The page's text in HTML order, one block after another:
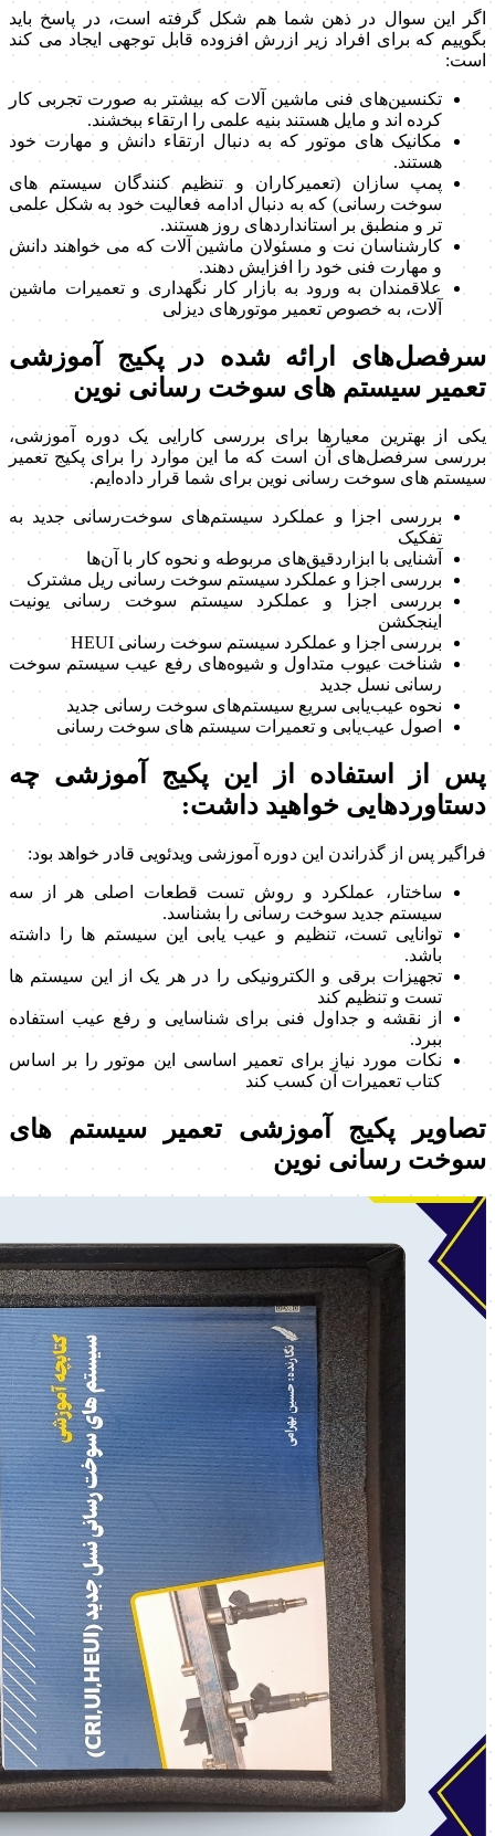
اگر این سوال در ذهن شما هم شکل گرفته است، در پاسخ باید
بگوییم که برای افراد زیر ازرش افزوده قابل توجهی ایجاد می کند
است:
تکنسین‌های فنی ماشین آلات که بیشتر به صورت تجربی کار
کرده اند و مایل هستند بنیه علمی را ارتقاء ببخشند.
مکانیک های موتور که به دنبال ارتقاء دانش و مهارت خود
هستند.
پمپ سازان (تعمیرکاران و تنظیم کنندگان سیستم های
سوخت رسانی) که به دنبال ادامه فعالیت خود به شکل علمی
تر و منطبق بر استانداردهای روز هستند.
کارشناسان نت و مسئولان ماشین آلات که می خواهند دانش
و مهارت فنی خود را افزایش دهند.
علاقمندان به ورود به بازار کار نگهداری و تعمیرات ماشین
آلات، به خصوص تعمیر موتورهای دیزلی
سرفصل‌های ارائه شده در پکیج آموزشی
تعمیر سیستم های سوخت رسانی نوین
یکی از بهترین معیارها برای بررسی کارایی یک دوره آموزشی،
بررسی سرفصل‌های آن است که ما این موارد را برای پکیج تعمیر
سیستم های سوخت رسانی نوین برای شما قرار داده‌ایم.
بررسی اجزا و عملکرد سیستم‌های سوخت‌رسانی جدید به
تفکیک
آشنایی با ابزاردقیق‌های مربوطه و نحوه کار با آن‌ها
بررسی اجزا و عملکرد سیستم سوخت رسانی ریل مشترک
بررسی اجزا و عملکرد سیستم سوخت رسانی یونیت
اینجکشن
بررسی اجزا و عملکرد سیستم سوخت رسانی HEUI
شناخت عیوب متداول و شیوه‌های رفع عیب سیستم سوخت
رسانی نسل جدید
نحوه عیب‌یابی سریع سیستم‌های سوخت رسانی جدید
اصول عیب‌یابی و تعمیرات سیستم های سوخت رسانی
پس از استفاده از این پکیج آموزشی چه
دستاوردهایی خواهید داشت:
فراگیر پس از گذراندن این دوره آموزشی ویدئویی قادر خواهد بود:
ساختار، عملکرد و روش تست قطعات اصلی هر از سه
سیستم جدید سوخت رسانی را بشناسد.
توانایی تست، تنظیم و عیب یابی این سیستم ها را داشته
باشد.
تجهیزات برقی و الکترونیکی را در هر یک از این سیستم ها
تست و تنظیم کند
از نقشه و جداول فنی برای شناسایی و رفع عیب استفاده
ببرد.
نکات مورد نیاز برای تعمیر اساسی این موتور را بر اساس
کتاب تعمیرات آن کسب کند
تصاویر پکیج آموزشی تعمیر سیستم های
سوخت رسانی نوین